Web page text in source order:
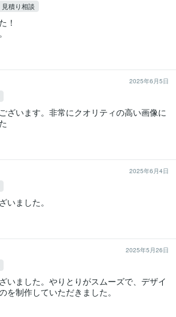
見積り相談
！
2025年6月5日
ざいます。非常にクオリティの高い画像に
2025年6月4日
いました。
2025年5月26日
いました。やりとりがスムーズで、デザイ
を制作していただきました。